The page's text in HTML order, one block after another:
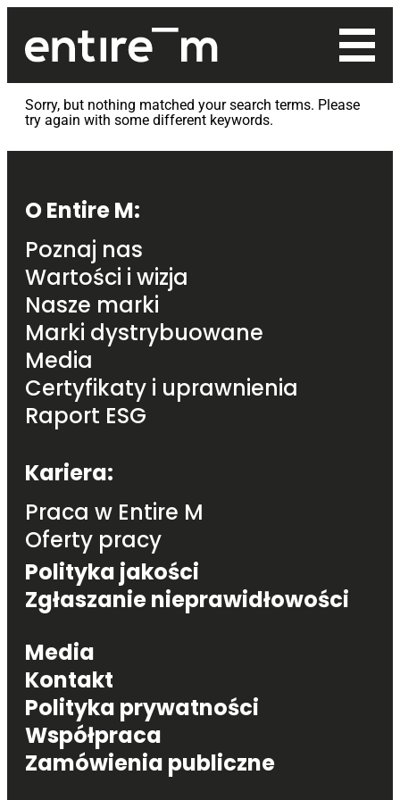
Main logo
Sorry, but nothing matched your search terms. Please
try again with some different keywords.
Footer navigation
O Entire M:
Poznaj nas
Wartości i wizja
Nasze marki
Marki dystrybuowane
Media
Certyfikaty i uprawnienia
Raport ESG
Footer navigation
Kariera:
Praca w Entire M
Oferty pracy
Polityka jakości
Zgłaszanie nieprawidłowości
Footer navigation
Media
Kontakt
Polityka prywatności
Współpraca
Zamówienia publiczne